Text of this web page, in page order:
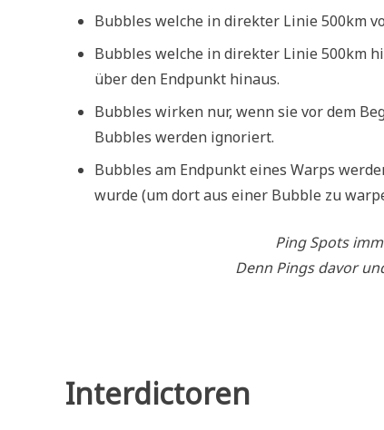
Bubbles welche in direkter Linie 500km
Bubbles welche in direkter Linie 500km
über den Endpunkt hinaus.
Bubbles wirken nur, wenn sie vor dem
Bubbles werden ignoriert.
Bubbles am Endpunkt eines Warps
wurde (um dort aus einer Bubble zu
Ping Spots
Denn Pings davor
Interdictoren